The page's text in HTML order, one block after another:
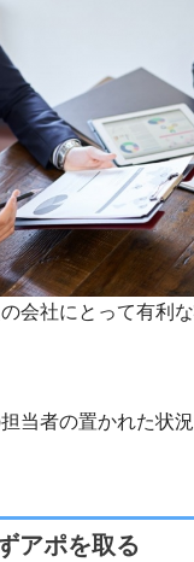
会社にとって有利
当者の置かれた状
アポを取る